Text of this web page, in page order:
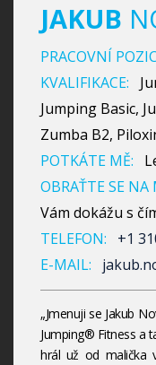
JAKUB
PRACOVNÍ
KVALIFIKACE:
Jumping Basic,
Zumba B2,
POTKÁTE MĚ:
OBRAŤTE SE NA
Vám dokážu s
TELEFON:
+1
E-MAIL:
„Jmenuji se Jakub
Jumping® Fitness a
hrál už od malička